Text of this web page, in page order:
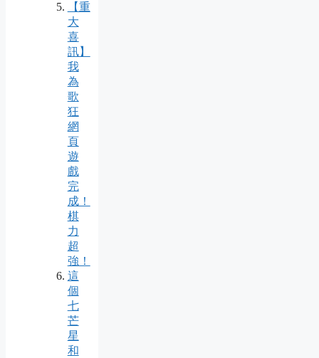
【重
大
喜
訊】
我
為
歌
狂
網
頁
遊
戲
完
成！
棋
力
超
強！
這
個
七
芒
星
和